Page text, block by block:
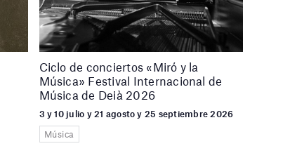
Ciclo de conciertos «Miró y la
Música» Festival Internacional de
Música de Deià 2026
3 y 10 julio y 21 agosto y 25 septiembre 2026
Música